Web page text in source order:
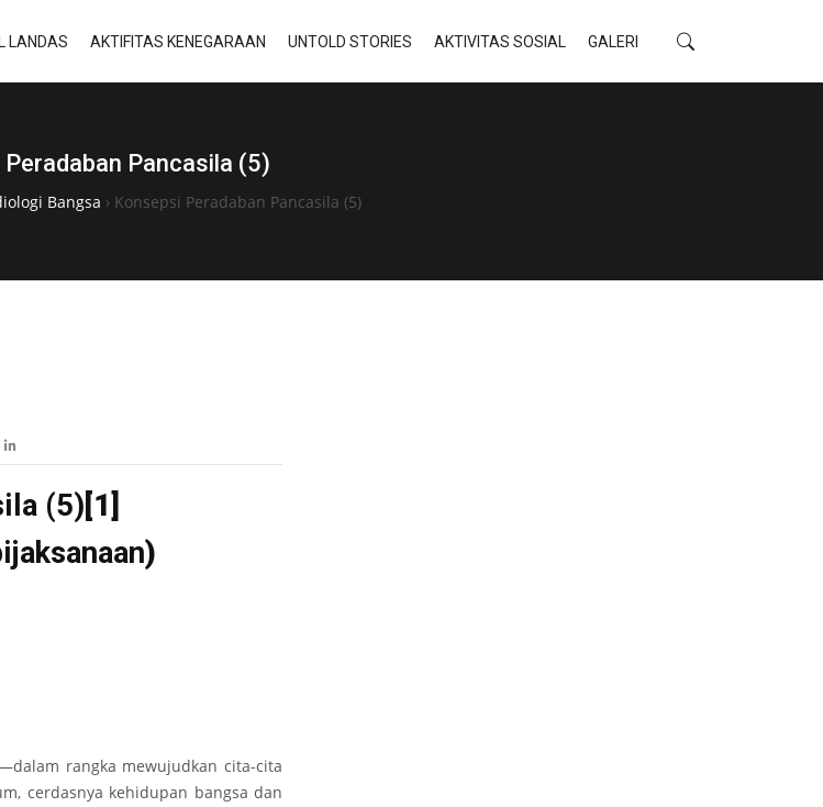
LANDAS AKTIFITAS KENEGARAAN UNTOLD STORIES AKTIVITAS SOSIAL GALERI
Pancasila (5)
Bangsa › Konsepsi Peradaban Pancasila (5)
(5)[1]
)
rangka mewujudkan cita-cita
cerdasnya kehidupan bangsa dan